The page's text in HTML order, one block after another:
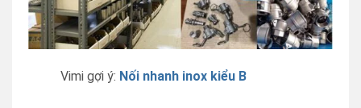
Vimi gợi ý: Nối nhanh inox kiểu B